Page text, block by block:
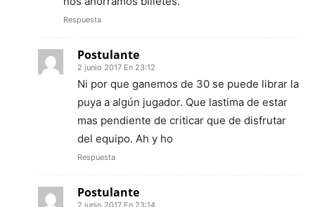
Respuesta
Postulante
2 junio 2017 En 23:12
Ni por que ganemos de 30 se puede librar la
puya a algún jugador. Que lastima de estar
mas pendiente de criticar que de disfrutar
del equipo. Ah y ho
Respuesta
Postulante
2 junio 2017 En 23:14